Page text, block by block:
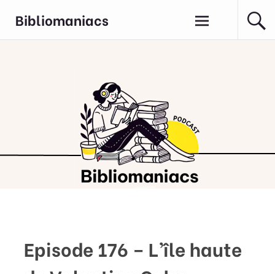
contenu
Bibliomaniacs
Episode 176 – L’île haute